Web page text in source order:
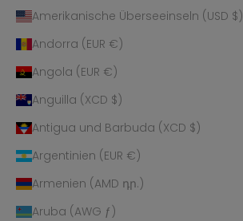
Amerikanische Überseeinseln (USD $)
Andorra (EUR €)
Angola (EUR €)
Anguilla (XCD $)
Antigua und Barbuda (XCD $)
Argentinien (EUR €)
Armenien (AMD դր.)
Aruba (AWG ƒ)